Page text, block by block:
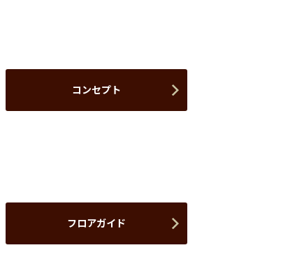
コンセプト
フロアガイド